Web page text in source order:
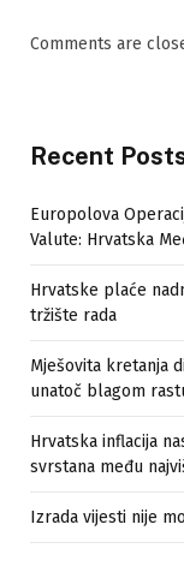
Comments are
Recent
Europolova
Valute: Hrvatska
Hrvatske plaće
tržište rada
Mješovita kretanja
unatoč blagom
Hrvatska inflacija
svrstana među
Izrada vijesti nije